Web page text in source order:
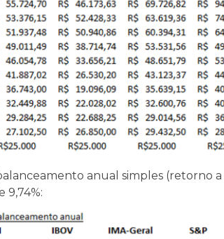
anual simples (retorno
9,74%: